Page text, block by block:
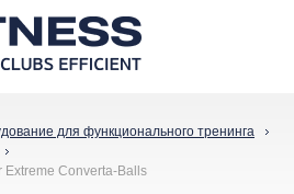
для функционального тренинга
Extreme Converta-Balls